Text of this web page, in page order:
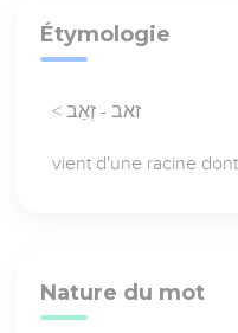
Étymologie
< זאב - זְאֵב
vient d'une racine
Nature du mot